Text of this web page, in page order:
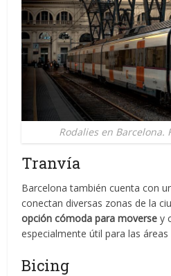
Rodalies en Barcelona.
Tranvía
Barcelona también cuenta con
conectan diversas zonas de la
opción cómoda para moverse y
especialmente útil para las
Bicing